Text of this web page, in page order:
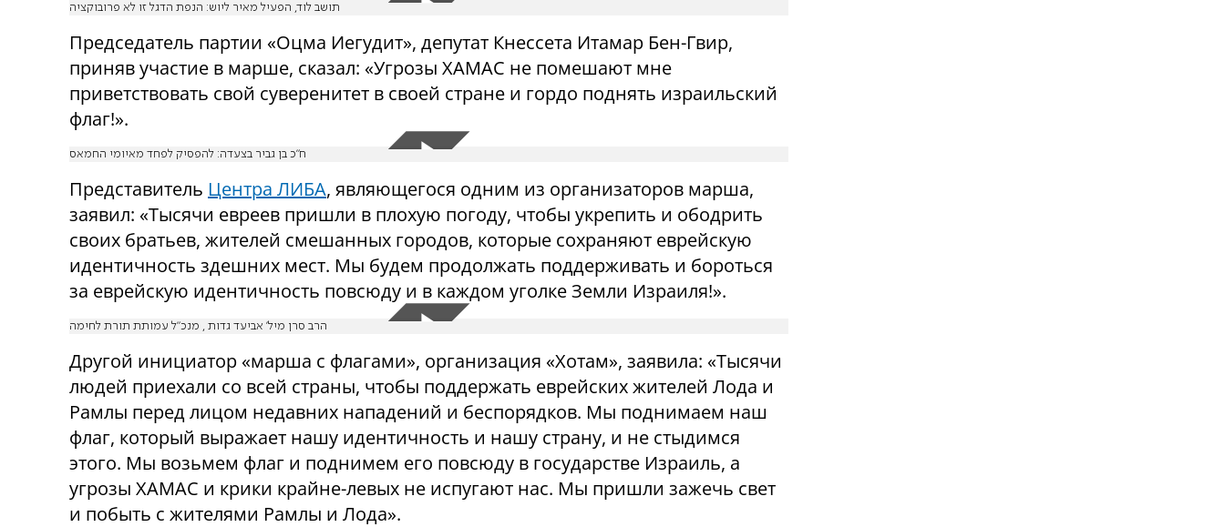
תושב לוד, הפעיל מאיר ליוש: הנפת הדגל זו לא פרובוקציה
Председатель партии «Оцма Иегудит», депутат Кнессета Итамар Бен-Гвир,
приняв участие в марше, сказал: «Угрозы ХАМАС не помешают мне
приветствовать свой суверенитет в своей стране и гордо поднять израильский
флаг!».
ח"כ בן גביר בצעדה: להפסיק לפחד מאיומי החמאס
Представитель Центра ЛИБА, являющегося одним из организаторов марша,
заявил: «Тысячи евреев пришли в плохую погоду, чтобы укрепить и ободрить
своих братьев, жителей смешанных городов, которые сохраняют еврейскую
идентичность здешних мест. Мы будем продолжать поддерживать и бороться
за еврейскую идентичность повсюду и в каждом уголке Земли Израиля!».
הרב סרן מיל' אביעד גדות , מנכ"ל עמותת תורת לחימה
Другой инициатор «марша с флагами», организация «Хотам», заявила: «Тысячи
людей приехали со всей страны, чтобы поддержать еврейских жителей Лода и
Рамлы перед лицом недавних нападений и беспорядков. Мы поднимаем наш
флаг, который выражает нашу идентичность и нашу страну, и не стыдимся
этого. Мы возьмем флаг и поднимем его повсюду в государстве Израиль, а
угрозы ХАМАС и крики крайне-левых не испугают нас. Мы пришли зажечь свет
и побыть с жителями Рамлы и Лода».